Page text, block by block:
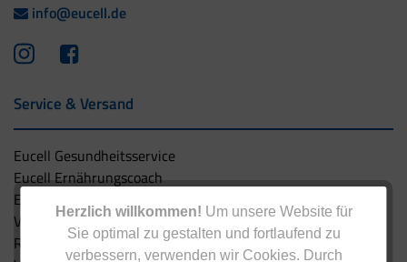
Herzlich willkommen! Um unsere Website für
Sie optimal zu gestalten und fortlaufend zu
verbessern, verwenden wir Cookies. Durch
info@eucell.de
Service & Versand
Eucell Gesundheitsservice
Eucell Ernährungscoach
Eucell Fitness Coach
Versandbedingungen
Rücksendung